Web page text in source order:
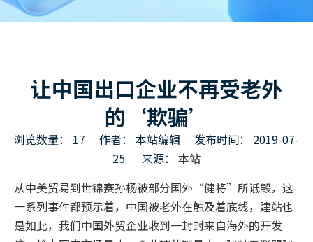
让中国出口企业不再受老外
的‘欺骗’
浏览数量： 17 作者： 本站编辑 发布时间： 2019-07-
25 来源： 本站
["wechat","weibo","qzone","douban","email"]
从中美贸易到世锦赛孙杨被部分国外“健将”所诋毁，这
一系列事件都预示着，中国被老外在触及着底线，建站也
是如此，我们中国外贸企业收到一封封来自海外的开发